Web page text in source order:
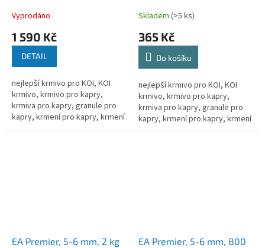
Vyprodáno
1 590 Kč
DETAIL
nejlepší krmivo pro KOI, KOI
krmivo, krmivo pro kapry,
krmiva pro kapry, granule pro
kapry, krmení pro kapry, krmení
pro kapra, krmení pro koi kapry,
Skladem (>5 ks)
365 Kč
Do košíku
nejlepší krmivo pro KOI, KOI
krmivo, krmivo pro kapry,
krmiva pro kapry, granule pro
kapry, krmení pro kapry, krmení
pro kapra, krmení pro koi kapry,
EA Premier, 5-6 mm, 2 kg
EA Premier, 5-6 mm, 800